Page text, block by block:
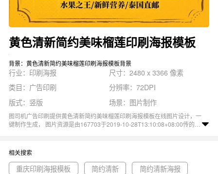
黄色清新简约美味榴莲印刷海报模板
背景：黄色清新简约美味榴莲印刷海报模板背景
行业：印刷海报
尺寸：2480 x 3366 像素
类目：广告印刷
分辨率：72DPI
版式：竖版
场景：图片制作
图司机广告印刷提供黄色清新简约美味榴莲印刷海报模板在线图片设计，一
键制作生成， 图片资源是由167703于2019-10-28T13:10:08+08:00传的作
于促销, 简约, 黄色, 水果, 清新主题。 主要用于印刷海报行业，为您推荐与
黄色清新简约美味榴莲印刷海报模板相关的专题重庆印刷海报模板, 简约清
新, 简约清新海报等优质图片模板资源。
相关搜索
重庆印刷海报模板 简约清新 简约清新海报